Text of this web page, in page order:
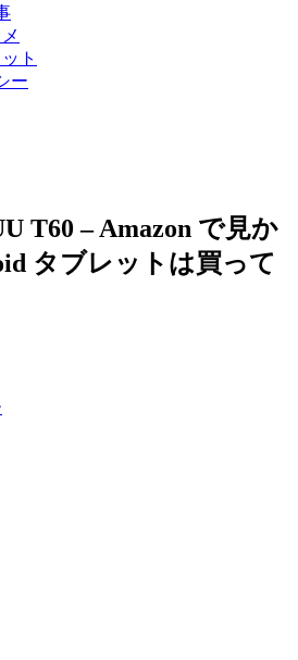
ト
ー
T60 – Amazon で見か
タブレットは買って